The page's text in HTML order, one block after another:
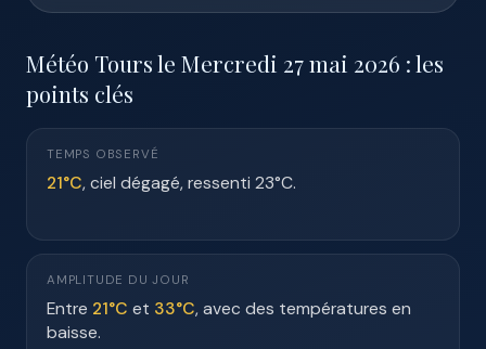
Météo Tours le Mercredi 27 mai 2026 : les
points clés
TEMPS OBSERVÉ
21°C, ciel dégagé, ressenti 23°C.
AMPLITUDE DU JOUR
Entre 21°C et 33°C, avec des températures en
baisse.